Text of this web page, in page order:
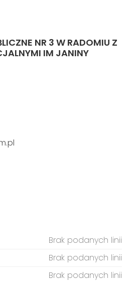
NR 3 W RADOMIU Z
IM JANINY
Brak podanych linii
Brak podanych linii
Brak podanych linii